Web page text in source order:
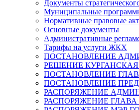
Документы
Муниципальные
Нормативные правовые
Основные документы
Административные
Тарифы на услуги ЖКХ
ПОСТАНОВЛЕНИЕ
РЕШЕНИЕ
ПОСТАНОВЛЕНИЕ
ПОСТАНОВЛЕНИЕ
РАСПОРЯЖЕНИЕ
РАСПОРЯЖЕНИЕ ГЛАВА